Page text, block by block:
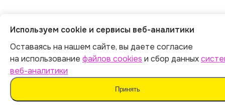
Используем cookie и сервисы веб-аналитики
Оставаясь на нашем сайте, вы даете согласие
на использование файлов cookies и сбор данных
веб-аналитики
Принять